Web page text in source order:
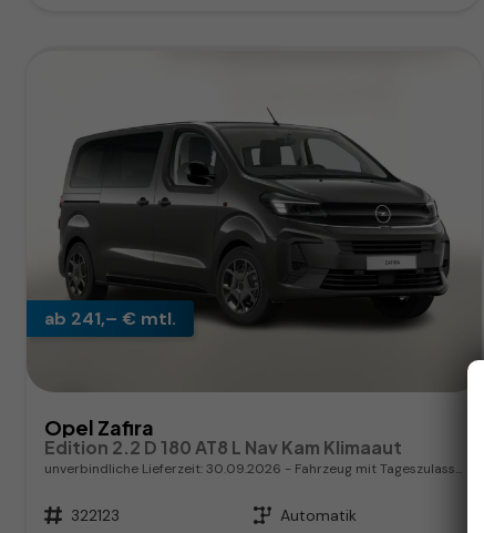
ab 241,– € mtl.
Opel Zafira
Edition 2.2 D 180 AT8 L Nav Kam Klimaaut
unverbindliche Lieferzeit:30.09.2026 Fahrzeug mit Tageszulassung
Fahrzeugnr. 322123 Getriebe Automatik